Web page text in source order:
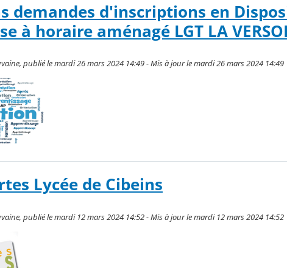
demandes d'inscriptions en
à horaire aménagé LGT LA
publié le mardi 26 mars 2024 14:49 - Mis à jour le mardi 26 mars 2024 14:49
Lycée de Cibeins
publié le mardi 12 mars 2024 14:52 - Mis à jour le mardi 12 mars 2024 14:52